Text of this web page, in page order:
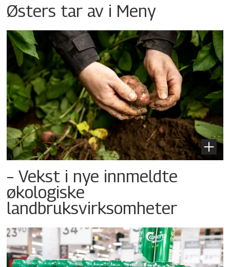
Østers tar av i Meny
– Vekst i nye innmeldte
økologiske
landbruksvirksomheter